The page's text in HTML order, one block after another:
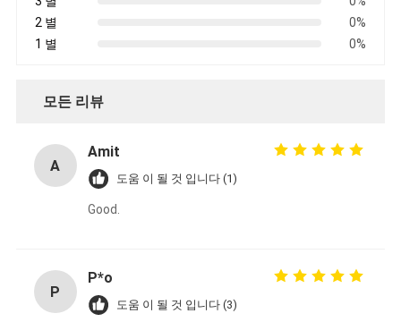
회사 소개
공장 견학
품질 관리
점착성 절연 테이프
열 저항성 절연 테이프
2 별
0%
1 별
0%
모든 리뷰
A
Amit
도움 이 될 것 입니다 (1)
Good.
P
P*o
도움 이 될 것 입니다 (3)